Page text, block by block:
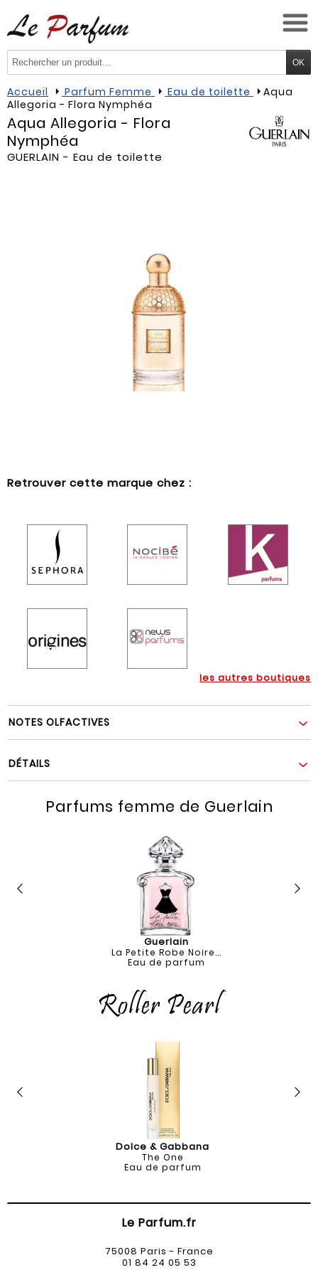
Accueil Parfum Femme Eau de toilette
Aqua
Allegoria - Flora Nymphéa
Aqua Allegoria - Flora
Nymphéa
GUERLAIN - Eau de toilette
NOTES OLFACTIVES
DÉTAILS
Retrouver cette marque chez :
les autres boutiques
Parfums femme de Guerlain
Guerlain
La Petite Robe Noire...
Eau de parfum
Roller Pearl
Dolce & Gabbana
The One
Eau de parfum
Le Parfum.fr
75008 Paris - France
01 84 24 05 53